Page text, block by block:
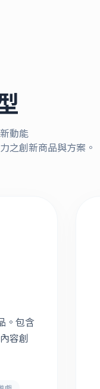
動能
之創新商品與方案。
。包含
容創